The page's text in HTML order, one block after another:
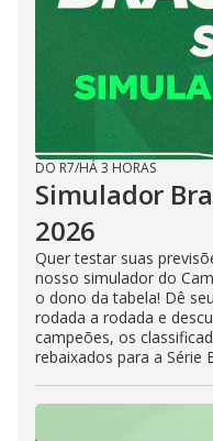
DO R7/HÁ 3 HORAS
Simulador
2026
Quer testar suas
nosso simulador do
o dono da tabela! Dê
rodada a rodada e
campeões, os
rebaixados para a Série